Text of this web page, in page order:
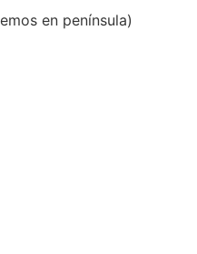
en península)